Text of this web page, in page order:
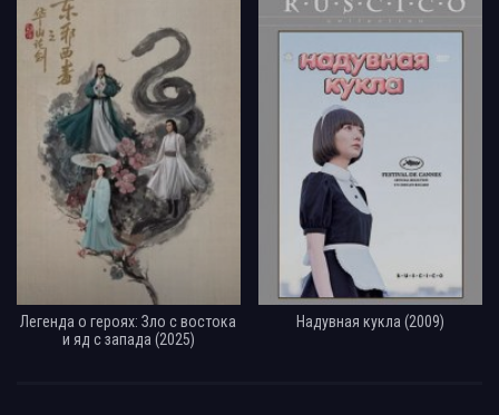
Легенда о героях: Зло с востока
и яд с запада (2025)
Надувная кукла (2009)